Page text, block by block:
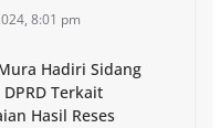
8:01 pm
Hadiri Sidang
Terkait
Hasil Reses